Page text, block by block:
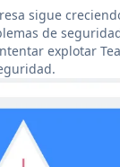
sigue
de
explotar